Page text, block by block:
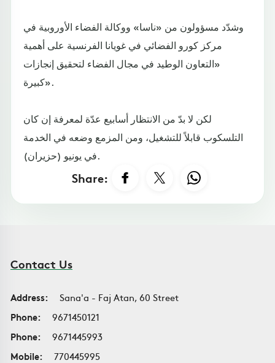
وشدّد مسؤولون من «ناسا» ووكالة الفضاء الأوروبية في
مركز كورو الفضائي في غويانا الفرنسية على أهمية
«التعاون الوطيد في مجال الفضاء لتحقيق إنجازات
كبيرة».
لكن لا بدّ من الانتظار أسابيع عدّة لمعرفة إن كان
التلسكوب قابلاً للتشغيل، ومن المزمع وضعه في الخدمة
في يونيو (حزيران).
Share:
Contact Us
Address:
Sana'a - Faj Atan, 60 Street
Phone:
9671450121
Phone:
9671445993
Mobile:
770445995